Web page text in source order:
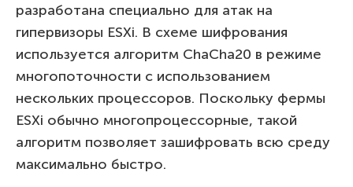
разработана специально для атак на
гипервизоры ESXi. В схеме шифрования
используется алгоритм ChaCha20 в режиме
многопоточности с использованием
нескольких процессоров. Поскольку фермы
ESXi обычно многопроцессорные, такой
алгоритм позволяет зашифровать всю среду
максимально быстро.